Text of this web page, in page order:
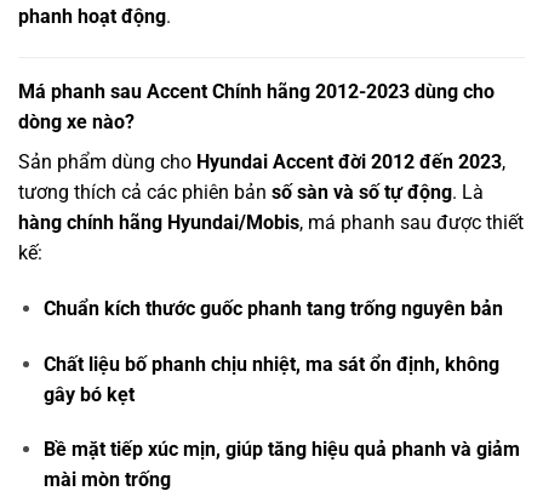
phanh hoạt động.
Má phanh sau Accent Chính hãng 2012-2023 dùng cho
dòng xe nào?
Sản phẩm dùng cho Hyundai Accent đời 2012 đến 2023,
tương thích cả các phiên bản số sàn và số tự động. Là
hàng chính hãng Hyundai/Mobis, má phanh sau được thiết
kế:
Chuẩn kích thước guốc phanh tang trống nguyên bản
Chất liệu bố phanh chịu nhiệt, ma sát ổn định, không
gây bó kẹt
Bề mặt tiếp xúc mịn, giúp tăng hiệu quả phanh và giảm
mài mòn trống